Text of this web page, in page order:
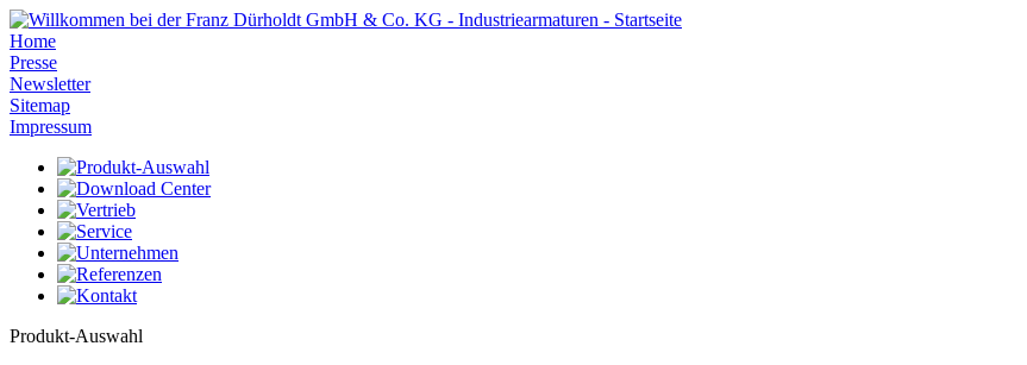
Home
Presse
Newsletter
Sitemap
Impressum
Produkt-Auswahl